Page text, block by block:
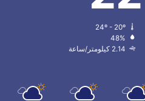
48%
2.14 كيلومتر/ساعة